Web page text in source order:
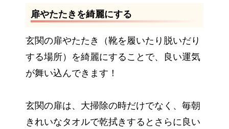
扉やたたきを綺麗にする
玄関の扉やたたき（靴を履いたり脱いだり
する場所）を綺麗にすることで、良い運気
が舞い込んできます！
玄関の扉は、大掃除の時だけでなく、毎朝
きれいなタオルで乾拭きするとさらに良い